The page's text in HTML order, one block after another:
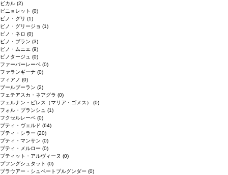
ビカル (2)
ピニョレット (0)
ピノ・グリ (1)
ピノ・グリージョ (1)
ピノ・ネロ (0)
ピノ・ブラン (3)
ピノ・ムニエ (9)
ピノタージュ (0)
ファーバーレーベ (0)
ファランギーナ (0)
フィアノ (0)
ブールブーラン (2)
フェテアスカ・ネアグラ (0)
フェルナン・ピレス（マリア・ゴメス） (0)
フォル・ブランシュ (1)
フクセルレーベ (0)
プティ・ヴェルド (64)
プティ・シラー (20)
プティ・マンサン (0)
プティ・メルロー (0)
プティット・アルヴィーヌ (0)
プフングシュタット (0)
ブラウアー・シュペートブルグンダー (0)